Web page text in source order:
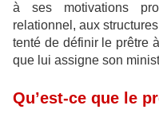
à ses motivations
relationnel, aux
tenté de définir le prêtre
que lui assigne son
Qu’est-ce que le